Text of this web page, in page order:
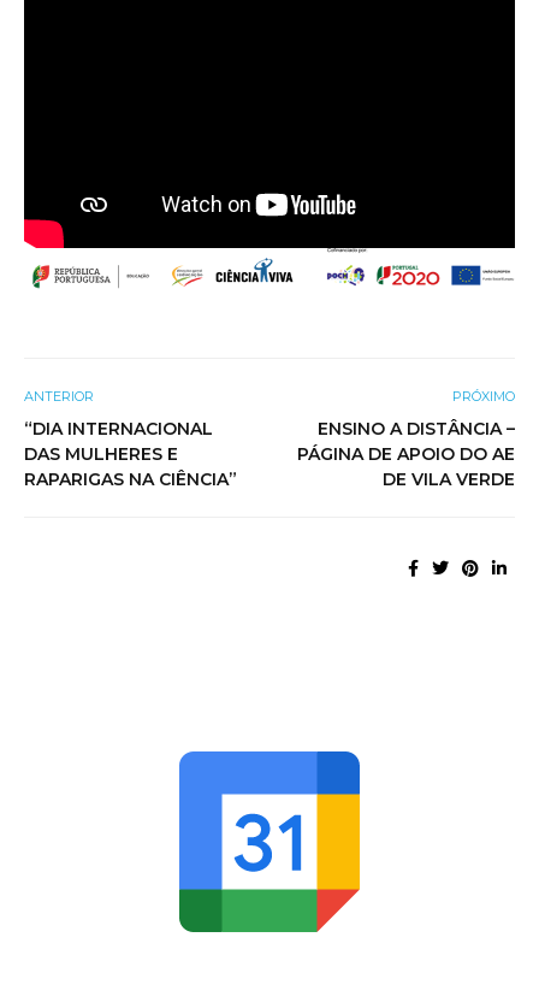
ANTERIOR
“DIA INTERNACIONAL
DAS MULHERES E
RAPARIGAS NA CIÊNCIA”
PRÓXIMO
ENSINO A DISTÂNCIA –
PÁGINA DE APOIO DO AE
DE VILA VERDE